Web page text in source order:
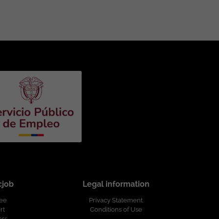
Legal information
Privacy Statement
Conditions of Use